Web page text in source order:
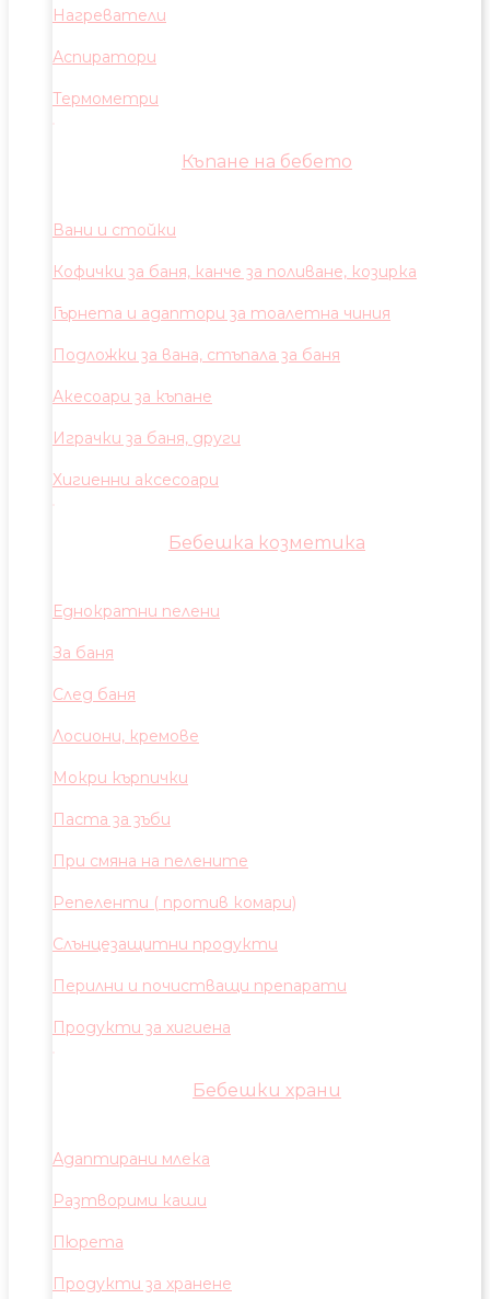
Нагреватели
Аспиратори
Термометри
Къпане на бебето
Вани и стойки
Кофички за баня, канче за поливане, козирка
Гърнета и адаптори за тоалетна чиния
Подложки за вана, стъпала за баня
Акесоари за къпане
Играчки за баня, други
Хигиенни аксесоари
Бебешка козметика
Еднократни пелени
За баня
След баня
Лосиони, кремове
Мокри кърпички
Паста за зъби
При смяна на пелените
Репеленти ( против комари)
Слънцезащитни продукти
Перилни и почистващи препарати
Продукти за хигиена
Бебешки храни
Адаптирани млека
Разтворими каши
Пюрета
Продукти за хранене